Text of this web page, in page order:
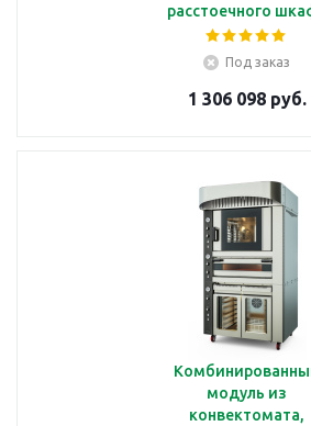
расстоечного
Kocateq FR Combi
Под заказ
1 306 098 руб.
модуль из
конвектомата,